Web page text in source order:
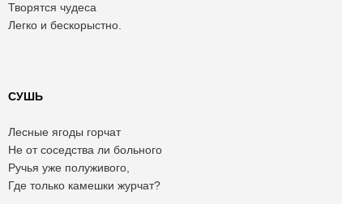
Творятся чудеса
Легко и бескорыстно.
СУШЬ
Лесные ягоды горчат
Не от соседства ли больного
Ручья уже полуживого,
Где только камешки журчат?